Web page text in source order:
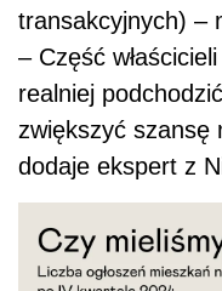
transakcyjnych) –
– Część
realniej
zwiększyć szansę
dodaje ekspert z